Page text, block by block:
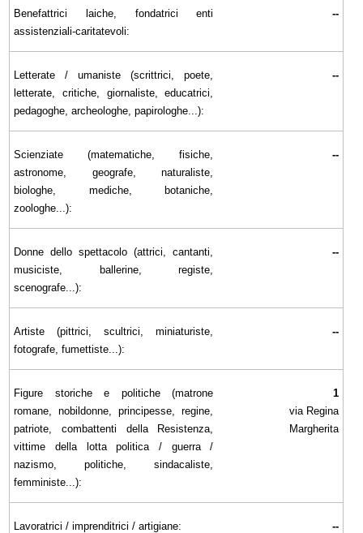
Benefattrici laiche, fondatrici enti
assistenziali-caritatevoli:
--
Letterate / umaniste (scrittrici, poete,
letterate, critiche, giornaliste, educatrici,
pedagoghe, archeologhe, papirologhe...):
--
Scienziate (matematiche, fisiche,
astronome, geografe, naturaliste,
biologhe, mediche, botaniche,
zoologhe...):
--
Donne dello spettacolo (attrici, cantanti,
musiciste, ballerine, registe,
scenografe...):
--
Artiste (pittrici, scultrici, miniaturiste,
fotografe, fumettiste...):
--
Figure storiche e politiche (matrone
romane, nobildonne, principesse, regine,
patriote, combattenti della Resistenza,
vittime della lotta politica / guerra /
nazismo, politiche, sindacaliste,
femministe...):
1
via Regina
Margherita
Lavoratrici / imprenditrici / artigiane: --